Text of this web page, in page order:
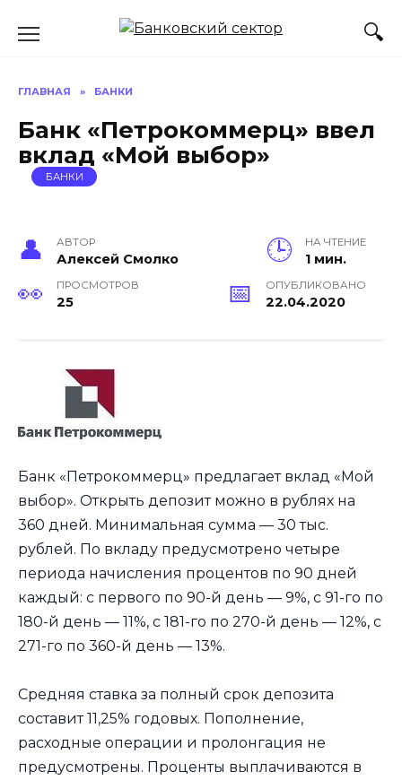
ГЛАВНАЯ » БАНКИ
Банк «Петрокоммерц» ввел
вклад «Мой выбор»
БАНКИ
АВТОР
Алексей Смолко
НА ЧТЕНИЕ
1 мин.
ПРОСМОТРОВ
25
ОПУБЛИКОВАНО
22.04.2020
Банк «Петрокоммерц» предлагает вклад «Мой
выбор». Открыть депозит можно в рублях на
360 дней. Минимальная сумма — 30 тыс.
рублей. По вкладу предусмотрено четыре
периода начисления процентов по 90 дней
каждый: с первого по 90-й день — 9%, с 91-го по
180-й день — 11%, с 181-го по 270-й день — 12%, с
271-го по 360-й день — 13%.
Средняя ставка за полный срок депозита
составит 11,25% годовых. Пополнение,
расходные операции и пролонгация не
предусмотрены. Проценты выплачиваются в